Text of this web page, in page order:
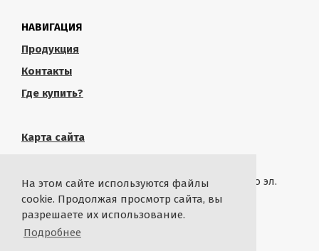
На этом сайте используются файлы
cookie. Продолжая просмотр сайта, вы
разрешаете их использование.
Подробнее
НАВИГАЦИЯ
Продукция
Контакты
Где купить?
Карта сайта
Связаться с администрацией сайта можно по эл.
почте rustropy.ru@ya.ru
СТАТИСТИКА